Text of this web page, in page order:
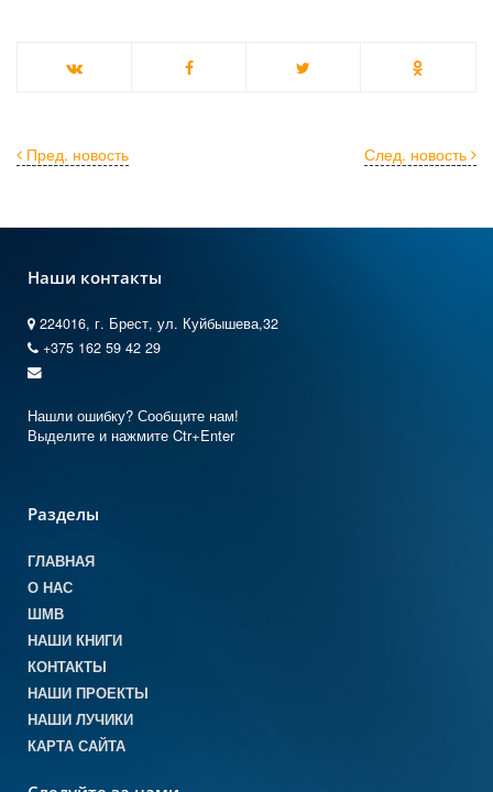
След. новость
Пред. новость
Наши контакты
224016, г. Брест, ул. Куйбышева,32
+375 162 59 42 29
Нашли ошибку? Сообщите нам!
Выделите и нажмите Ctr+Enter
Разделы
ГЛАВНАЯ
О НАС
ШМВ
НАШИ КНИГИ
КОНТАКТЫ
НАШИ ПРОЕКТЫ
НАШИ ЛУЧИКИ
КАРТА САЙТА